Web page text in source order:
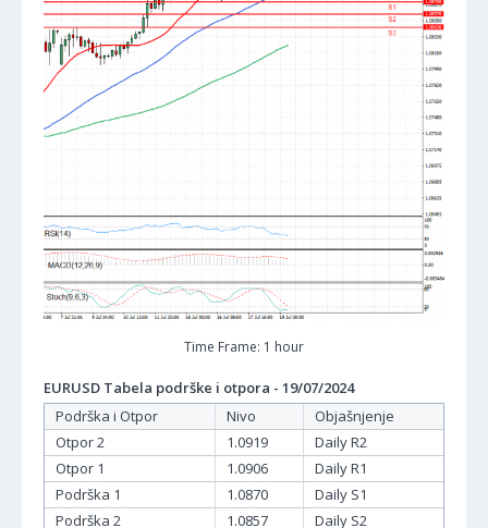
Time Frame: 1 hour
EURUSD Tabela podrške i otpora - 19/07/2024
Podrška i Otpor
Nivo
Objašnjenje
Otpor 2
1.0919
Daily R2
Otpor 1
1.0906
Daily R1
Podrška 1
1.0870
Daily S1
Podrška 2
1.0857 Daily S2